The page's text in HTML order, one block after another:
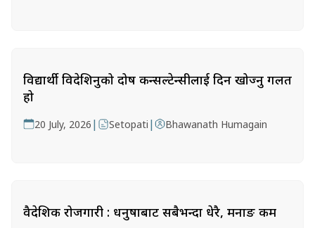
विद्यार्थी विदेशिनुको दोष कन्सल्टेन्सीलाई दिन खोज्नु गलत
हो
20 July, 2026 | Setopati | Bhawanath Humagain
वैदेशिक रोजगारी : धनुषाबाट सबैभन्दा धेरै, मनाङ कम